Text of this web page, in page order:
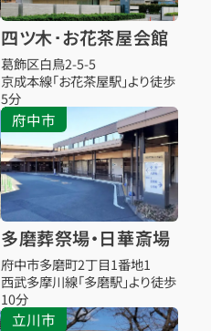
四ツ木･お花茶屋会館
葛飾区白鳥2-5-5
京成本線「お花茶屋駅」より徒歩
5分
府中市
多磨葬祭場・日華斎場
府中市多磨町2丁目1番地1
西武多摩川線「多磨駅」より徒歩
10分
立川市